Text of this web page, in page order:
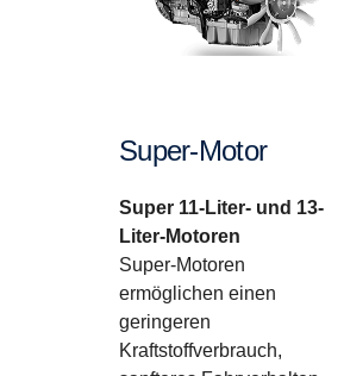
Super-Motor
Super 11-Liter- und 13-
Liter-Motoren
Super-Motoren
ermöglichen einen
geringeren
Kraftstoffverbrauch,